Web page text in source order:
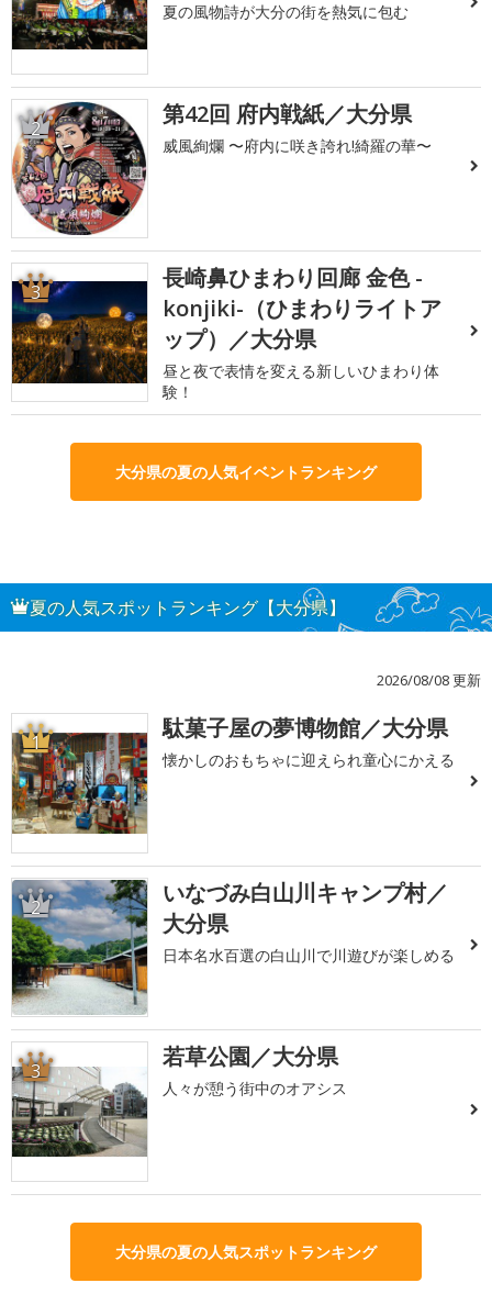
夏の風物詩が大分の街を熱気に包む
2 第42回 府内戦紙／大分県
威風絢爛 〜府内に咲き誇れ!綺羅の華〜
3
長崎鼻ひまわり回廊 金色 -
konjiki-（ひまわりライトア
ップ）／大分県
昼と夜で表情を変える新しいひまわり体
験！
大分県の夏の人気イベントランキング
夏の人気スポットランキング【大分県】
2026/08/08 更新
1 駄菓子屋の夢博物館／大分県
懐かしのおもちゃに迎えられ童心にかえる
2
いなづみ白山川キャンプ村／
大分県
日本名水百選の白山川で川遊びが楽しめる
3 若草公園／大分県
人々が憩う街中のオアシス
大分県の夏の人気スポットランキング